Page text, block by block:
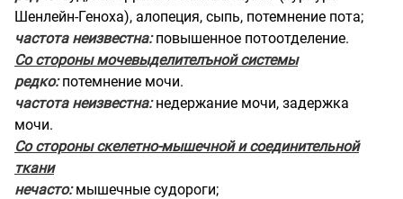
Шенлейн-Геноха), алопеция, сыпь, потемнение пота;
частота неизвестна:повышенное потоотделение.
Со стороны мочевыделителъной системы
редко:потемнение мочи.
частота неизвестна:недержание мочи, задержка
мочи.
Со стороны скелетно-мышечной и соединительной
ткани
нечасто:мышечные судороги;